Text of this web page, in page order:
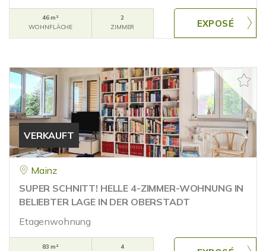
46 m²
WOHNFLÄCHE
2
ZIMMER
VERKAUFT
Mainz
SUPER SCHNITT! HELLE 4-ZIMMER-WOHNUNG IN
BELIEBTER LAGE IN DER OBERSTADT
Etagenwohnung
83 m²
4